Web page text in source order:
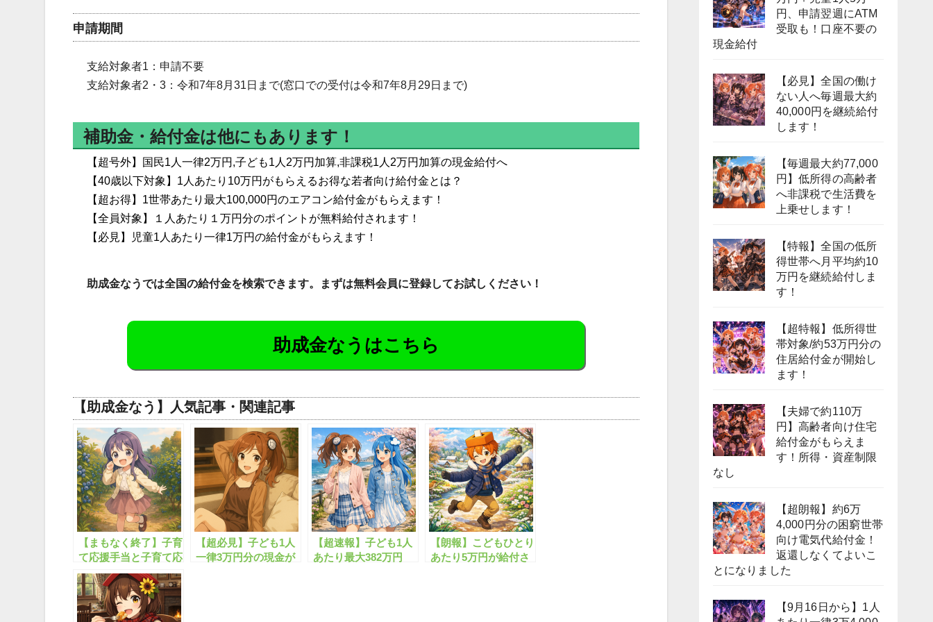
申請期間
支給対象者1：申請不要
支給対象者2・3：令和7年8月31日まで(窓口での受付は令和7年8月29日まで)
補助金・給付金は他にもあります！
【超号外】国民1人一律2万円,子ども1人2万円加算,非課税1人2万円加算の現金給付へ
【40歳以下対象】1人あたり10万円がもらえるお得な若者向け給付金とは？
【超お得】1世帯あたり最大100,000円のエアコン給付金がもらえます！
【全員対象】１人あたり１万円分のポイントが無料給付されます！
【必見】児童1人あたり一律1万円の給付金がもらえます！
助成金なうでは全国の給付金を検索できます。まずは無料会員に登録してお試しください！
助成金なうはこちら
【助成金なう】人気記事・関連記事
【まもなく終了】子育
て応援手当と子育て応
援特別手当、あわせて
4万円が支給されま
す！！
【超必見】子ども1人
一律3万円分の現金が
【超速報】子ども1人
あたり最大382万円
【朗報】こどもひとり
あたり5万円が給付さ
円、申請翌週にATM
受取も！口座不要の
現金給付
【必見】全国の働け
ない人へ毎週最大約
40,000円を継続給付
します！
【毎週最大約77,000
円】低所得の高齢者
へ非課税で生活費を
上乗せします！
【特報】全国の低所
得世帯へ月平均約10
万円を継続給付しま
す！
【超特報】低所得世
帯対象/約53万円分の
住居給付金が開始し
ます！
【夫婦で約110万
円】高齢者向け住宅
給付金がもらえま
す！所得・資産制限
なし
【超朗報】約6万
4,000円分の困窮世帯
向け電気代給付金！
返還しなくてよいこ
とになりました
【9月16日から】1人